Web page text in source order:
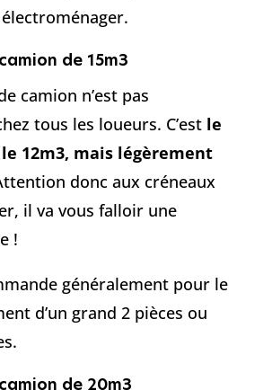
de 15m3
camion n’est pas
tous les loueurs. C’est le
12m3, mais légèrement
donc aux créneaux
il va vous falloir une
!
généralement pour le
d’un grand 2 pièces ou
de 20m3